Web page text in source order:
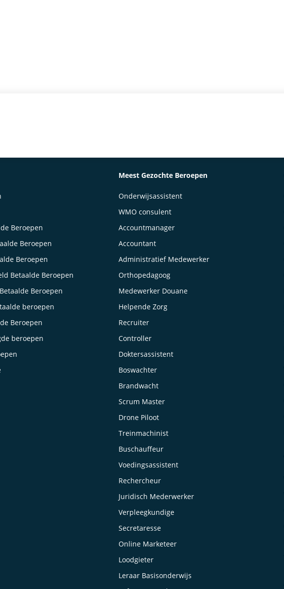
Beroepen
Beroepen
Beroepen
Betaalde Beroepen
Beroepen
beroepen
Beroepen
beroepen
Meest Gezochte Beroepen
Onderwijsassistent
WMO consulent
Accountmanager
Accountant
Administratief Medewerker
Orthopedagoog
Medewerker Douane
Helpende Zorg
Recruiter
Controller
Doktersassistent
Boswachter
Brandwacht
Scrum Master
Drone Piloot
Treinmachinist
Buschauffeur
Voedingsassistent
Rechercheur
Juridisch Mederwerker
Verpleegkundige
Secretaresse
Online Marketeer
Loodgieter
Leraar Basisonderwijs